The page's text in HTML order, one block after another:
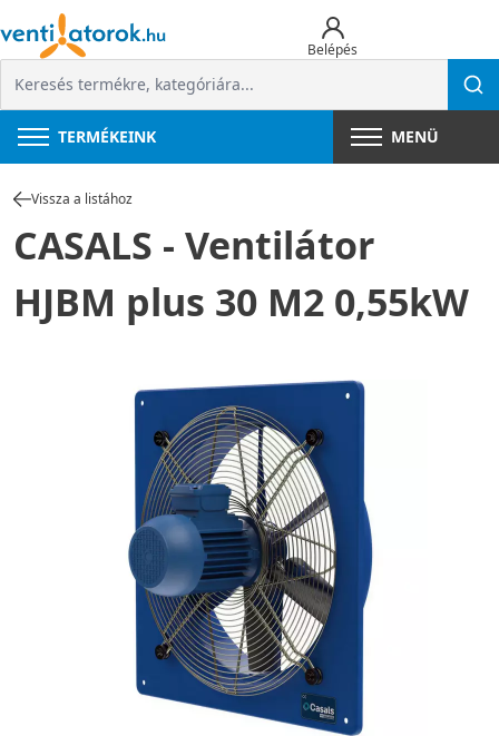
Belépés
TERMÉKEINK MENÜ
Vissza a listához
CASALS - Ventilátor
HJBM plus 30 M2 0,55kW